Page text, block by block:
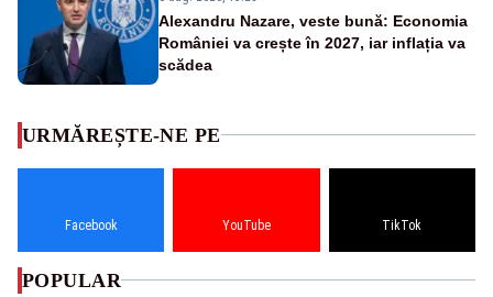
Alexandru Nazare, veste bună: Economia
României va crește în 2027, iar inflația va
scădea
URMĂREȘTE-NE PE
Facebook YouTube TikTok
POPULAR